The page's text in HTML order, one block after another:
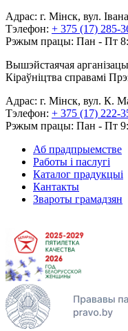
Адрас: г. Мінск, вул.
Тэлефон: + 375 (17) 285-
Рэжым працы: Пан - Пт
Вышэйстаячая
Кіраўніцтва справамі
Адрас: г. Мінск, вул. К.
Тэлефон: + 375 (17) 222-
Рэжым працы: Пан - Пт
Аб прадпрыемстве
Работы і паслугі
Каталог прадукцыі
Кантакты
Звароты грамадзян